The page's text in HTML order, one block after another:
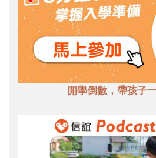
開學倒數，帶孩子